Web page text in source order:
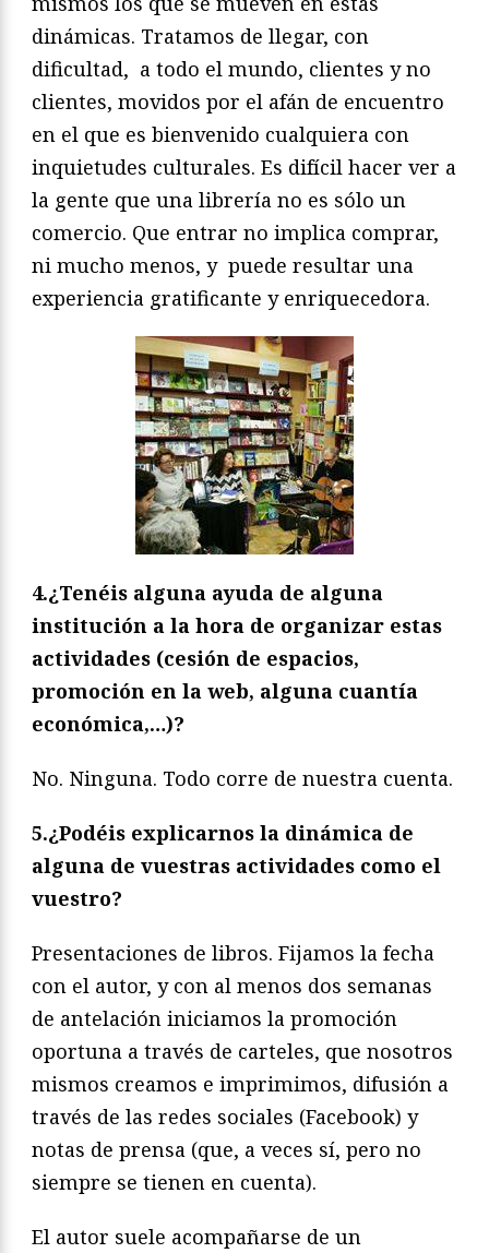
dinámicas. Tratamos de llegar, con
dificultad, a todo el mundo, clientes y no
clientes, movidos por el afán de encuentro
en el que es bienvenido cualquiera con
inquietudes culturales. Es difícil hacer ver a
la gente que una librería no es sólo un
comercio. Que entrar no implica comprar,
ni mucho menos, y puede resultar una
experiencia gratificante y enriquecedora.
4.¿Tenéis alguna ayuda de alguna
institución a la hora de organizar estas
actividades (cesión de espacios,
promoción en la web, alguna cuantía
económica,…)?
No. Ninguna. Todo corre de nuestra cuenta.
5.¿Podéis explicarnos la dinámica de
alguna de vuestras actividades como el
vuestro?
Presentaciones de libros. Fijamos la fecha
con el autor, y con al menos dos semanas
de antelación iniciamos la promoción
oportuna a través de carteles, que nosotros
mismos creamos e imprimimos, difusión a
través de las redes sociales (Facebook) y
notas de prensa (que, a veces sí, pero no
siempre se tienen en cuenta).
El autor suele acompañarse de un